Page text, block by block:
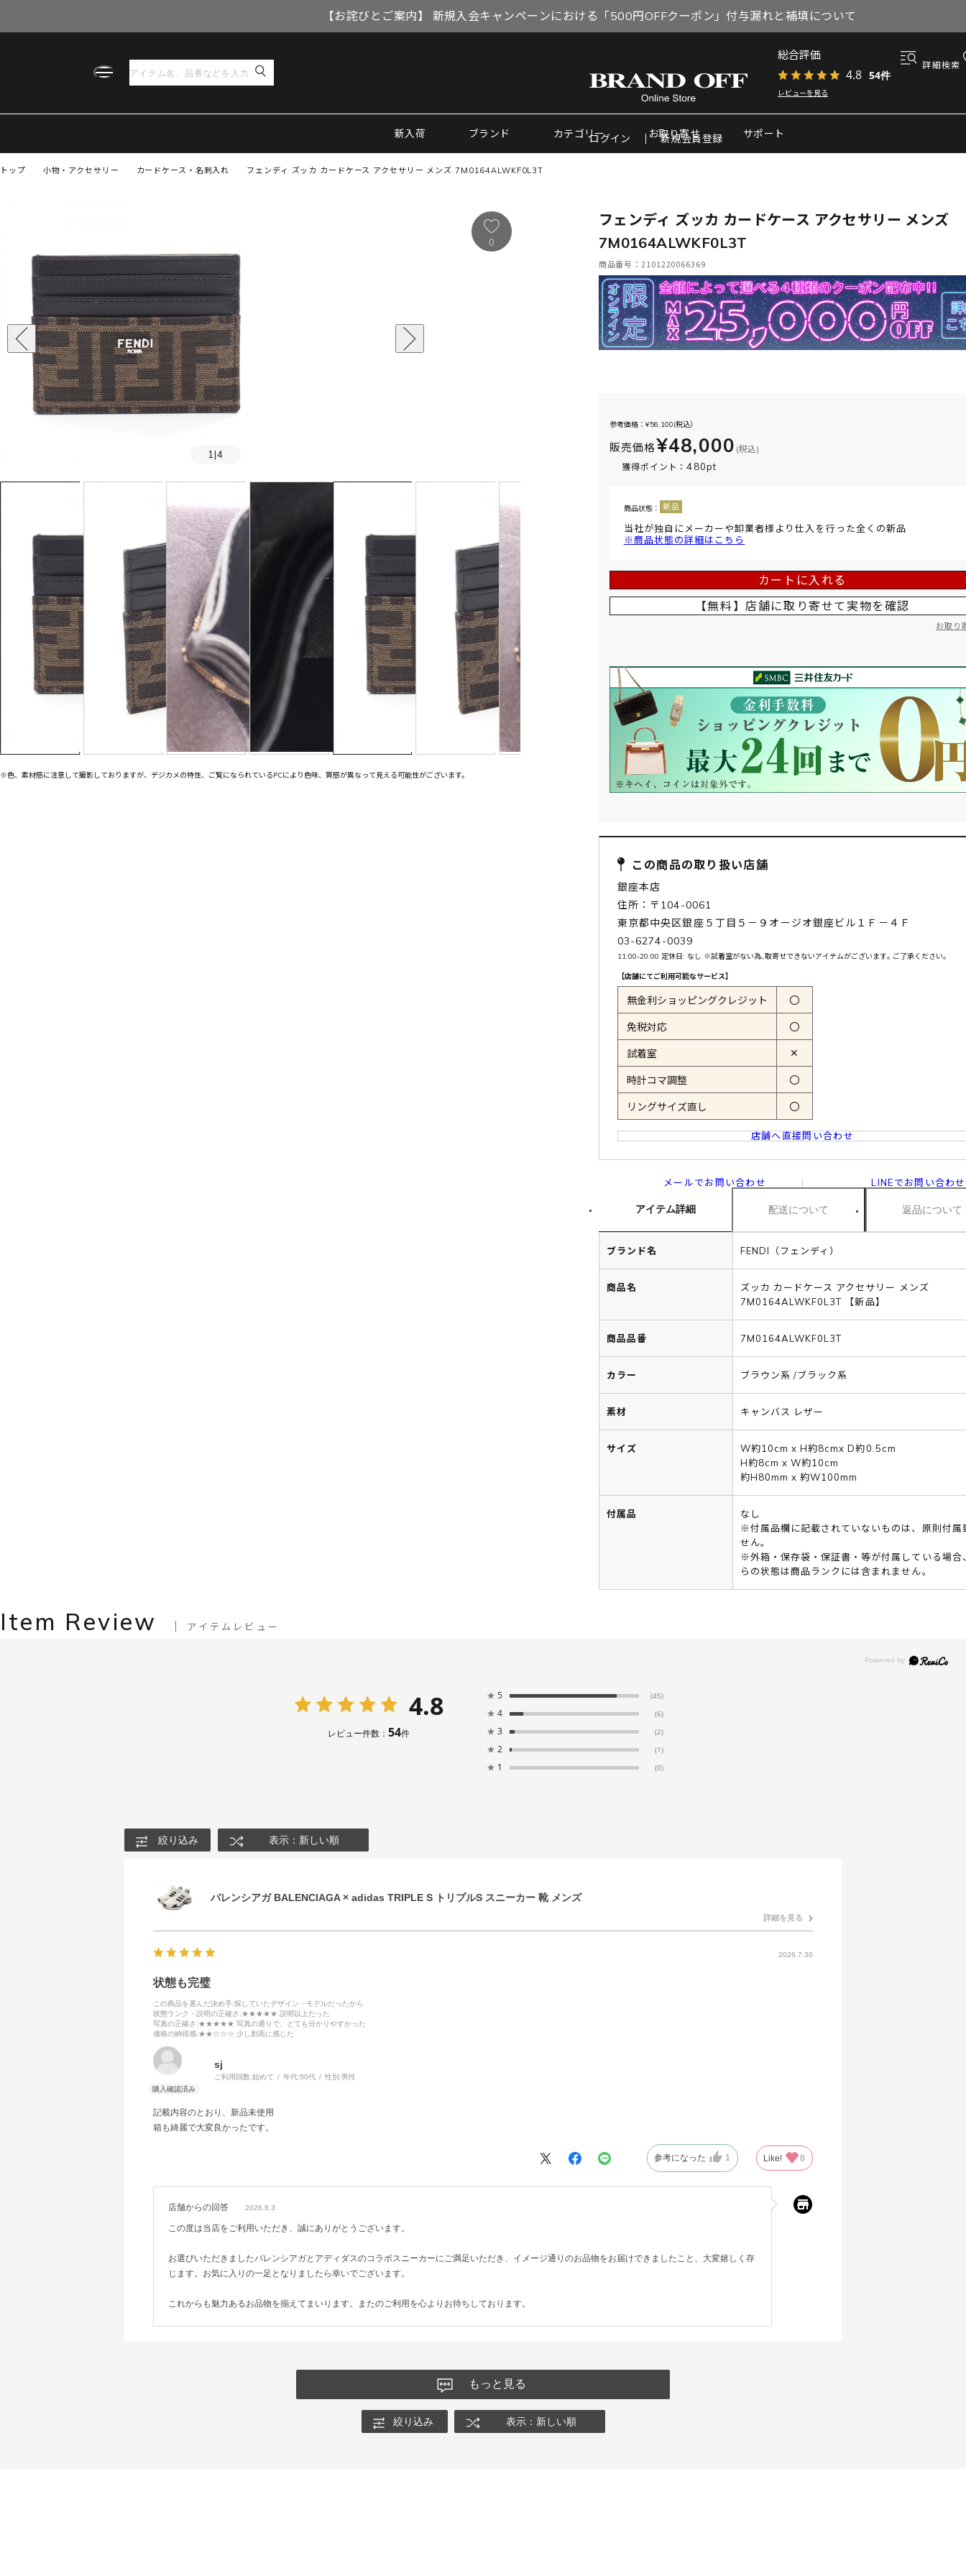
【お詫びとご案内】 新規入会キャンペーンにおける「500円OFFクーポン」付与漏れと補填について
総合評価
4.8 54件
レビューを見る
詳細検索
新入荷 ブランド カテゴリー お取り寄せ サポート
ログイン 新規会員登録
トップ フェンディ ズッカ カードケース アクセサリー メンズ 7M0164ALWKF0L3T
小物・アクセサリー カードケース・名刺入れ
1 |4
0
※色、素材感に注意して撮影しておりますが、デジカメの特性、ご覧になられているPCにより色味、質感が異なって見える可能性がございます。
フェンディ ズッカ カードケース アクセサリー メンズ
7M0164ALWKF0L3T
商品番号：2101220066369
参考価格：¥56,100(税込）
販売価格¥48,000 (税込)
獲得ポイント：480pt
商品状態：
当社が独自にメーカーや卸業者様より仕入を行った全くの新品
※商品状態の詳細はこちら
カートに入れる
【無料】店舗に取り寄せて 実物を確認
お取り
この商品の取り扱い店舗
銀座本店
住所：〒104-0061
東京都中央区銀座５丁目５－９オージオ銀座ビル１Ｆ－４Ｆ
03-6274-0039
11:00-20:00 定休日: なし ※試着室がない為､取寄せできないアイテムがございます｡ ご了承ください｡
【店舗にてご利用可能なサービス】
無金利ショッピングクレジット 〇
免税対応 〇
試着室 ✕
時計コマ調整 〇
リングサイズ直し 〇
店舗へ直接問い合わせ
メールでお問い合わせ LINEでお問い合わせ
アイテム詳細 配送について 返品について
ブランド名 FENDI（フェンディ）
商品名
ズッカ カードケース アクセサリー メンズ
7M0164ALWKF0L3T 【新品】
商品品番 7M0164ALWKF0L3T
カラー ブラウン系 /ブラック系
素材 キャンバス レザー
サイズ
W約10cm x H約8cmx D約0.5cm
H約8cm x W約10cm
約H80mm x 約W100mm
付属品
なし
※付属品欄に記載されていないものは、原則付属
せん。
※外箱・保存袋・保証書・等が付属している場合
らの状態は商品ランクには含まれません。
Item Review アイテムレビュー
4.8
レビュー件数： 54件
★ 5 (45)
★ 4 (6)
★ 3 (2)
★ 2 (1)
★ 1 (0)
絞り込み 表示：新しい順
バレンシアガ BALENCIAGA × adidas TRIPLE S トリプルS スニーカー 靴 メンズ
詳細を見る
2026.7.30
状態も完璧
この商品を選んだ決め手:探していたデザイン・モデルだったから
状態ランク・説明の正確さ :★★★★★ 説明以上だった
写真の正確さ :★★★★★ 写真の通りで、とても分かりやすかった
価格の納得感:★★☆☆☆ 少し割高に感じた
sj
ご利用回数:始めて 年代:50代 性別:男性
記載内容のとおり、新品未使用
箱も綺麗で大変良かったです。
参考になった 1 Like! 0
店舗からの回答 2026.8.3
この度は当店をご利用いただき、誠にありがとうございます。
お選びいただきましたバレンシアガとアディダスのコラボスニーカーにご満足いただき、イメージ通りのお品物をお届けできましたこと、大変嬉しく存
じます。お気に入りの一足となりましたら幸いでございます。
これからも魅力あるお品物を揃えてまいります。またのご利用を心よりお待ちしております。
もっと見る
絞り込み 表示：新しい順